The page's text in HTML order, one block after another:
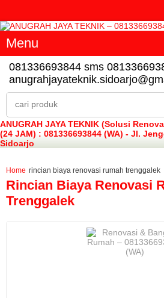
Menu
081336693844 sms
ANUGRAH JAYA TEKNIK (Solusi
(24 JAM) : 081336693844 (WA) - Jl.
Sidoarjo
Home rincian biaya renovasi rumah trenggalek
Rincian Biaya Renovasi
Trenggalek